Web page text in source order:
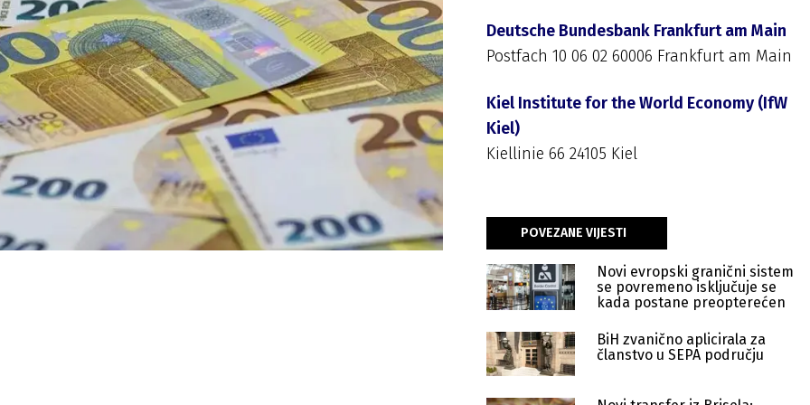
Deutsche Bundesbank Frankfurt am Main
Postfach 10 06 02 60006 Frankfurt am Main
Kiel Institute for the World Economy (IfW
Kiel)
Kiellinie 66 24105 Kiel
POVEZANE VIJESTI
Novi evropski granični sistem
se povremeno isključuje se
kada postane preopterećen
BiH zvanično aplicirala za
članstvo u SEPA području